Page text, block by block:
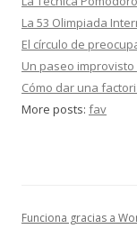
La 53 Olimpiada
El círculo de
Un paseo improvisto
Cómo dar una
More posts: fav
Funciona gracias a